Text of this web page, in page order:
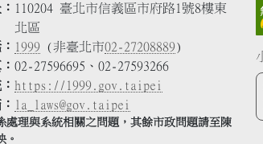
110204 臺北市信義區市府路1號8樓東
北區
1999 (非臺北市02-27208889)
02-27596695、02-27593266
https://1999.gov.taipei
la_laws@gov.taipei
處理與系統相關之問題，其餘市政問題請至陳
。